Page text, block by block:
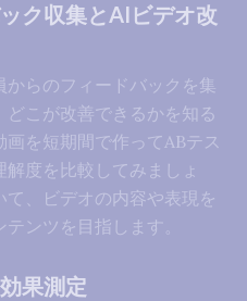
ク収集とAIビデオ改
らのフィードバックを集
こが改善できるかを知る
を短期間で作ってABテス
度を比較してみましょ
て、ビデオの内容や表現を
ンツを目指します。
果測定